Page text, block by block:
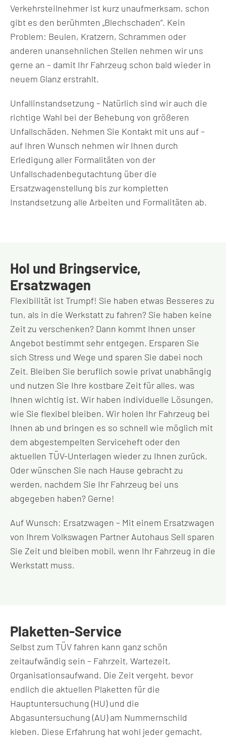
Verkehrsteilnehmer ist kurz unaufmerksam, schon
gibt es den berühmten „Blechschaden“. Kein
Problem: Beulen, Kratzern, Schrammen oder
anderen unansehnlichen Stellen nehmen wir uns
gerne an – damit Ihr Fahrzeug schon bald wieder in
neuem Glanz erstrahlt.
Unfallinstandsetzung – Natürlich sind wir auch die
richtige Wahl bei der Behebung von größeren
Unfallschäden. Nehmen Sie Kontakt mit uns auf –
auf Ihren Wunsch nehmen wir Ihnen durch
Erledigung aller Formalitäten von der
Unfallschadenbegutachtung über die
Ersatzwagenstellung bis zur kompletten
Instandsetzung alle Arbeiten und Formalitäten ab.
Hol und Bringservice,
Ersatzwagen
Flexibilität ist Trumpf! Sie haben etwas Besseres zu
tun, als in die Werkstatt zu fahren? Sie haben keine
Zeit zu verschenken? Dann kommt Ihnen unser
Angebot bestimmt sehr entgegen. Ersparen Sie
sich Stress und Wege und sparen Sie dabei noch
Zeit. Bleiben Sie beruflich sowie privat unabhängig
und nutzen Sie Ihre kostbare Zeit für alles, was
Ihnen wichtig ist. Wir haben individuelle Lösungen,
wie Sie flexibel bleiben. Wir holen Ihr Fahrzeug bei
Ihnen ab und bringen es so schnell wie möglich mit
dem abgestempelten Serviceheft oder den
aktuellen TÜV-Unterlagen wieder zu Ihnen zurück.
Oder wünschen Sie nach Hause gebracht zu
werden, nachdem Sie Ihr Fahrzeug bei uns
abgegeben haben? Gerne!
Auf Wunsch: Ersatzwagen – Mit einem Ersatzwagen
von Ihrem Volkswagen Partner Autohaus Sell sparen
Sie Zeit und bleiben mobil, wenn Ihr Fahrzeug in die
Werkstatt muss.
Plaketten-Service
Selbst zum TÜV fahren kann ganz schön
zeitaufwändig sein – Fahrzeit, Wartezeit,
Organisationsaufwand. Die Zeit vergeht, bevor
endlich die aktuellen Plaketten für die
Hauptuntersuchung (HU) und die
Abgasuntersuchung (AU) am Nummernschild
kleben. Diese Erfahrung hat wohl jeder gemacht,